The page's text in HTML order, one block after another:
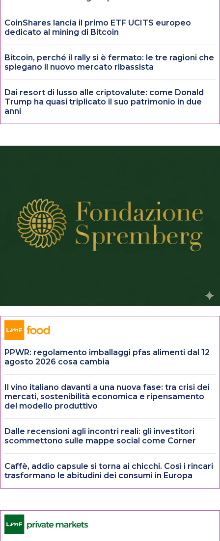
CoinShares lancia il primo ETF UCITS europeo
dedicato al mining di Bitcoin
Bitcoin, perché il rally si è fermato: le tre ragioni che
spiegano il nuovo mercato ribassista
Dai resort di lusso alle criptovalute: come Donald
Trump ha quasi triplicato il suo patrimonio in due
anni
PPWR: regolamento imballaggi pfas alimenti dal 12
agosto 2026 cosa cambia
Il vino italiano davanti a una nuova fase: tra crisi dei
mercati, sostenibilità economica e ripensamento
del modello produttivo
Dalle recensioni agli incontri reali: gli investitori
scommettono sulle mappe social come Corner
Caffè, addio capsule si torna ai chicchi. Così i rincari
trasformano le abitudini dei consumi in Europa